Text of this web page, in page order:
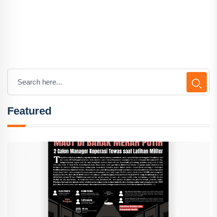
Featured